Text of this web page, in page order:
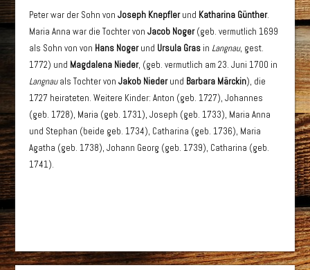
Peter war der Sohn vonJoseph Knepflerund Katharina Günther.
Maria Anna war die Tochter vonJacob Noger(geb. vermutlich 1699
als Sohn von von Hans Nogerund Ursula Gras in Langnau, gest.
1772) und Magdalena Nieder, (geb. vermutlich am 23. Juni 1700 in
Langnauals Tochter vonJakob Niederund Barbara Märckin), die
1727 heirateten. Weitere Kinder: Anton (geb. 1727), Johannes
(geb. 1728), Maria (geb. 1731), Joseph (geb. 1733), Maria Anna
und Stephan (beide geb. 1734), Catharina (geb. 1736), Maria
Agatha (geb. 1738), Johann Georg (geb. 1739), Catharina (geb.
1741).